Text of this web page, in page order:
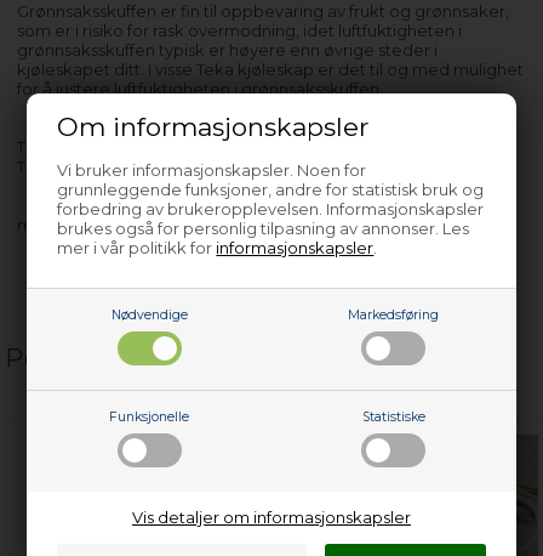
Om informasjonskapsler
Vi bruker informasjonskapsler. Noen for
grunnleggende funksjoner, andre for statistisk bruk og
forbedring av brukeropplevelsen. Informasjonskapsler
brukes også for personlig tilpasning av annonser. Les
mer i vår politikk for informasjonskapsler
Nødvendige Markedsføring
Funksjonelle Statistiske
Vis detaljer om informasjonskapsler
Grønnsaksskuffen er fin til oppbevaring av frukt og grønnsaker,
som er i risiko for rask overmodning, idet luftfuktigheten i
grønnsaksskuffen typisk er høyere enn øvrige steder i
kjøleskapet ditt. I visse Teka kjøleskap er det til og med mulighet
for å justere luftfuktigheten i grønnsaksskuffen.
TKI2300 - 7253543919
TKI300 - 7223743919
med flere…
Populære relaterte produkter